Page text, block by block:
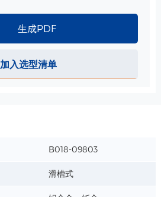
生成PDF
加入选型清单
B018-09803
滑槽式